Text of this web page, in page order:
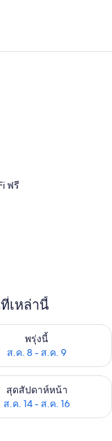
นที่ล็อบบี้
ฟรี
เหล่านี้
ส.ค. 8พรุ่งนี้
ส.ค. 8 - ส.ค. 9
จำนวนห้องพักว่างใน
.ค. 7 - ส.ค. 9
สุดสัปดาห์หน้า
ส.ค. 14 - ส.ค. 16
จำนวนห้องพักว่างใน